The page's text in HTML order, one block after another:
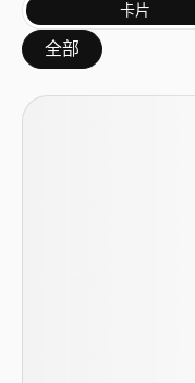
卡片
全部